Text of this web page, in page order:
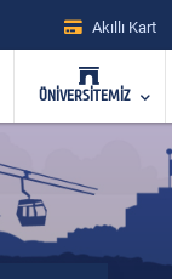
Akıllı Kart
ÜNİVERSİTEMİZ